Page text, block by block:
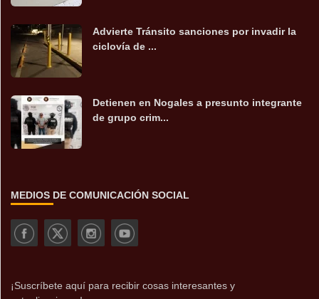
Advierte Tránsito sanciones por invadir la
ciclovía de ...
Detienen en Nogales a presunto integrante
de grupo crim...
MEDIOS DE COMUNICACIÓN SOCIAL
¡Suscríbete aquí para recibir cosas interesantes y